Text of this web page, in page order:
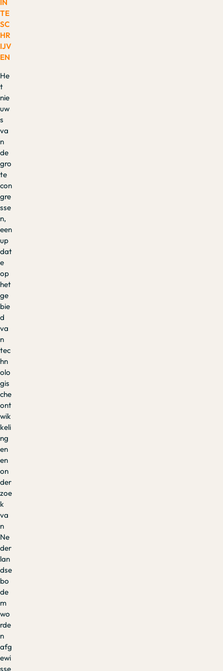
IN
TE
SC
HR
IJV
EN
He
t
nie
uw
s
va
n
de
gro
te
con
gre
sse
n,
een
up
dat
e
op
het
ge
bie
d
va
n
tec
hn
olo
gis
che
ont
wik
keli
ng
en
en
on
der
zoe
k
va
n
Ne
der
lan
dse
bo
de
m
wo
rde
n
afg
ewi
sse